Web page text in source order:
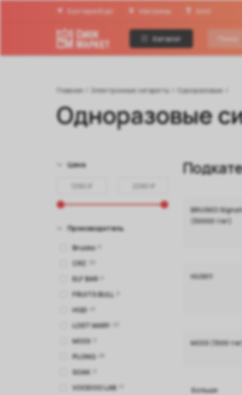
Екатеринбург Магазины Блог
Каталог
Главная Электронные сигареты Одноразовые
Одноразовые
Цена
Производитель
Brusko
CRZ
ELF BAR
FRUITS BULL
HQD
LOST MARY
MOOI
PLONQ
SOAK
VOODOO LAB
BRUSKO
(30000 тяг)
HUSKY
MOOI (1500 тяг)
Больше